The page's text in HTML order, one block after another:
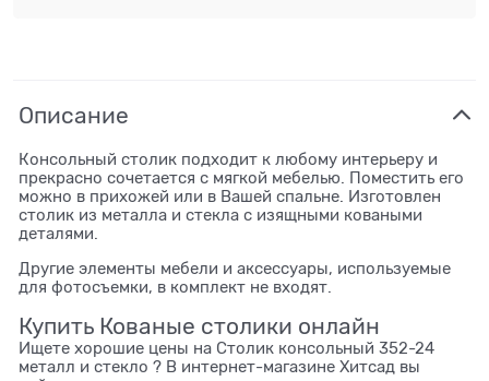
Описание
Консольный столик подходит к любому интерьеру и
прекрасно сочетается с мягкой мебелью. Поместить его
можно в прихожей или в Вашей спальне. Изготовлен
столик из металла и стекла с изящными коваными
деталями.
Другие элементы мебели и аксессуары, используемые
для фотосъемки, в комплект не входят.
Купить Кованые cтолики онлайн
Ищете хорошие цены на Столик консольный 352-24
металл и стекло ? В интернет-магазине Хитсад вы